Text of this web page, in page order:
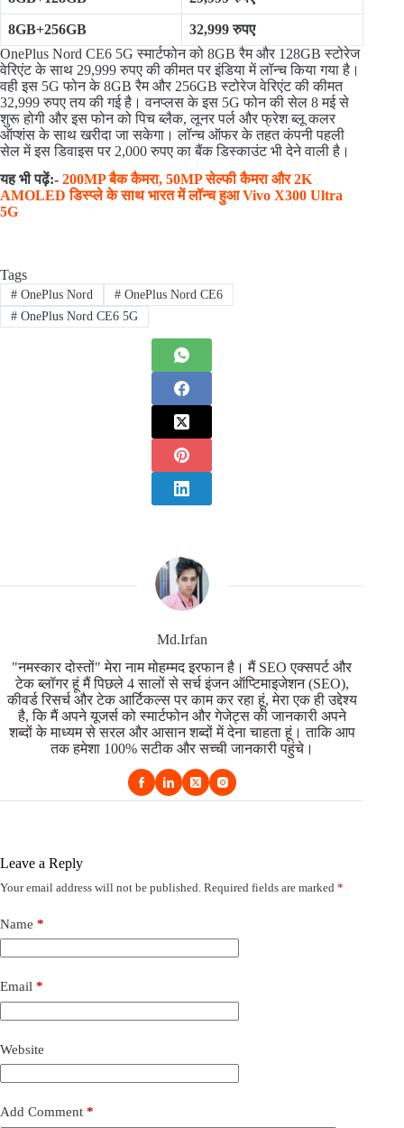
8GB+256GB
32,999 रुपए
OnePlus Nord CE6 5G स्मार्टफोन को 8GB रैम और 128GB स्टोरेज
वेरिएंट के साथ 29,999 रुपए की कीमत पर इंडिया में लॉन्च किया गया है।
वही इस 5G फोन के 8GB रैम और 256GB स्टोरेज वेरिएंट की कीमत
32,999 रुपए तय की गई है। वनप्लस के इस 5G फोन की सेल 8 मई से
शुरू होगी और इस फोन को पिच ब्लैक, लूनर पर्ल और फ्रेश ब्लू कलर
ऑप्शंस के साथ खरीदा जा सकेगा। लॉन्च ऑफर के तहत कंपनी पहली
सेल में इस डिवाइस पर 2,000 रुपए का बैंक डिस्काउंट भी देने वाली है।
यह भी पढ़ें:- 200MP बैक कैमरा, 50MP सेल्फी कैमरा और 2K
AMOLED डिस्प्ले के साथ भारत में लॉन्च हुआ Vivo X300 Ultra
5G
Tags
#OnePlus Nord #OnePlus Nord CE6
#OnePlus Nord CE6 5G
Md.Irfan
"नमस्कार दोस्तों" मेरा नाम मोहम्मद इरफान है। मैं SEO एक्सपर्ट और
टेक ब्लॉगर हूं मैं पिछले 4 सालों से सर्च इंजन ऑप्टिमाइजेशन (SEO),
कीवर्ड रिसर्च और टेक आर्टिकल्स पर काम कर रहा हूं, मेरा एक ही उद्देश्य
है, कि मैं अपने यूजर्स को स्मार्टफोन और गेजेट्स की जानकारी अपने
शब्दों के माध्यम से सरल और आसान शब्दों में देना चाहता हूं। ताकि आप
तक हमेशा 100% सटीक और सच्ची जानकारी पहुंचे।
Leave a Reply
Your email address will not be published. Required fields are marked *
Name *
Email *
Website
Add Comment *